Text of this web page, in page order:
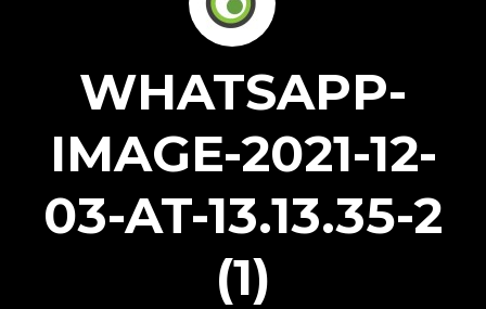
WHATSAPP-
IMAGE-2021-12-
03-AT-13.13.35-2
(1)